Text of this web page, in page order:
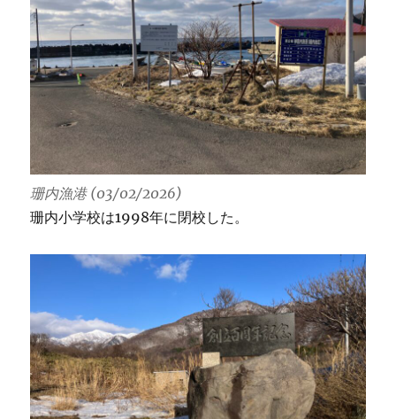
珊内漁港 (03/02/2026)
珊内小学校は1998年に閉校した。